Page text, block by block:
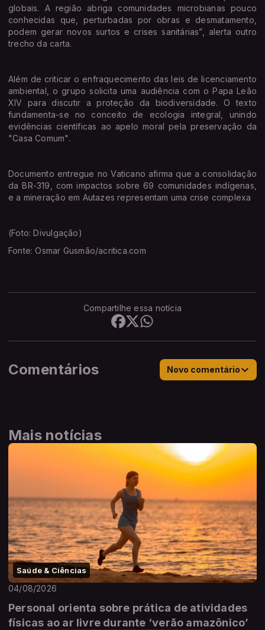
globais. A região abriga comunidades microbianas pouco
conhecidas que, perturbadas por obras e desmatamento,
podem gerar novos surtos e crises sanitárias”, alerta outro
trecho da carta.
Além de criticar o enfraquecimento das leis de licenciamento
ambiental, o grupo solicita uma audiência com o Papa Leão
XIV para discutir a proteção da biodiversidade. O texto
fundamenta-se no conceito de ecologia integral, unindo
evidências científicas ao apelo moral pela preservação da
"Casa Comum".
Documento entregue no Vaticano afirma que a consolidação
da BR-319, com impactos sobre 69 comunidades indígenas,
e a mineração em Autazes representam uma crise complexa
(Foto: Divulgação)
Fonte: Osmar Gusmão/acritica.com
Compartilhe essa notícia
Comentários Novo comentário
Mais notícias
Saúde & Ciências
04/08/2026
Personal orienta sobre prática de atividades
físicas ao ar livre durante ‘verão amazônico’